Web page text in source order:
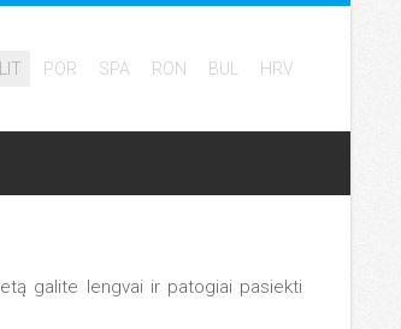
LIT POR SPA RON BUL HRV
galite lengvai ir patogiai pasiekti